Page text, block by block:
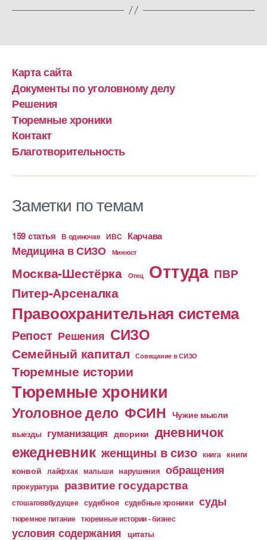
Карта сайта
Документы по уголовному делу
Решения
Тюремные хроники
Контакт
Благотворительность
Заметки по темам
159 статья В одиночке ИВС Карчава
Медицина в СИЗО Минюст
Москва-Шестёрка Отец Оттуда ПВР
Питер-Арсеналка
Правоохранительная система
Репост Решения СИЗО
Семейный капитал Совещание в СИЗО
Тюремные истории
Тюремные хроники
Уголовное дело ФСИН Чужие мысли
выезды гуманизация дворики дневничок
ежедневник женщины в сизо книга книги
конвой лайфхак малыши нарушения обращения
прокуратура развитие государства
стошаговвбудущее судебное судебные хроники суды
тюремное питание тюремные истории - бизнес
условия содержания цитаты